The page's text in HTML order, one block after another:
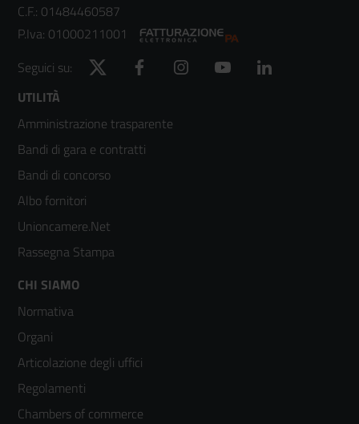
C.F.: 01484460587
P.Iva: 01000211001
Seguici su:
Twitter Facebook Instagram YouTube
Footer
menù
colonna
2
UTILITÀ
Amministrazione trasparente
Bandi di gara e contratti
Bandi di concorso
Albo fornitori
Unioncamere.Net
Rassegna Stampa
Footer
menù
colonna
3
CHI SIAMO
Normativa
Organi
Articolazione degli uffici
Regolamenti
Chambers of commerce